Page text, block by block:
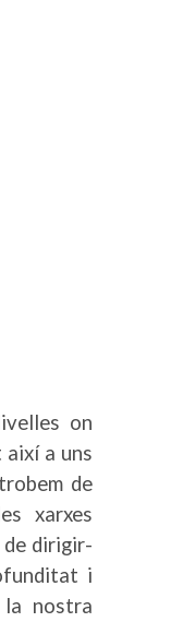
on
a uns
de
xarxes
de dirigir-
i
la nostra